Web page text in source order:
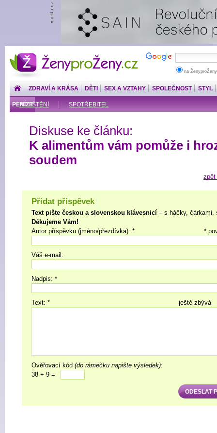
ŽenyproŽeny.cz
na
ZDRAVÍ A KRÁSA DĚTI SEX A VZTAHY SPOLEČNOST STYL
PENÍZE
POJIŠTĚNÍ SPOTŘEBITEL
Diskuse ke článku:
K alimentům vám pomůže i
soudem
zpět
Přidat příspěvek
Text pište českou a slovenskou klávesnicí – s háčky, čárkami,
Děkujeme Vám!
*
Autor příspěvku (jméno/přezdívka): *
Váš e-mail:
Nadpis: *
ještě zbývá
Text: *
Ověřovací kód (do rámečku napište výsledek):
38 + 9 =